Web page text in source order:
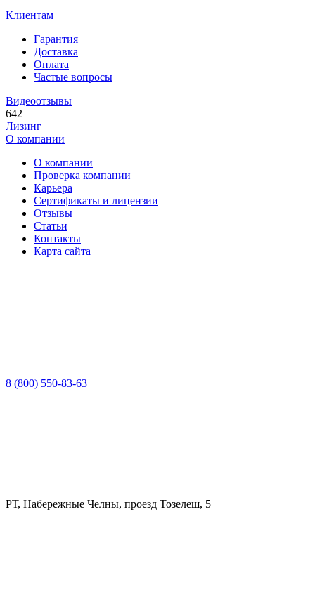
Клиентам
Гарантия
Доставка
Оплата
Частые вопросы
Видеоотзывы
642
Лизинг
О компании
О компании
Проверка компании
Карьера
Сертификаты и лицензии
Отзывы
Статьи
Контакты
Карта сайта
8 (800) 550-83-63
РТ, Набережные Челны, проезд Тозелеш, 5